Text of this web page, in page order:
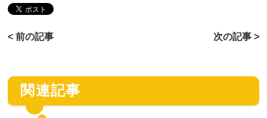
< 前の記事 次の記事 >
関連記事